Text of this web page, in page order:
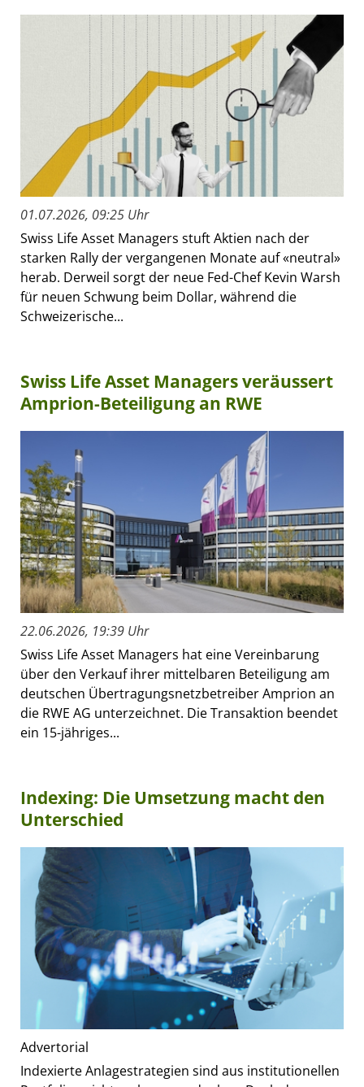
01.07.2026, 09:25 Uhr
Swiss Life Asset Managers stuft Aktien nach der
starken Rally der vergangenen Monate auf «neutral»
herab. Derweil sorgt der neue Fed-Chef Kevin Warsh
für neuen Schwung beim Dollar, während die
Schweizerische...
Swiss Life Asset Managers veräussert
Amprion-Beteiligung an RWE
22.06.2026, 19:39 Uhr
Swiss Life Asset Managers hat eine Vereinbarung
über den Verkauf ihrer mittelbaren Beteiligung am
deutschen Übertragungsnetzbetreiber Amprion an
die RWE AG unterzeichnet. Die Transaktion beendet
ein 15-jähriges...
Indexing: Die Umsetzung macht den
Unterschied
Advertorial
Indexierte Anlagestrategien sind aus institutionellen